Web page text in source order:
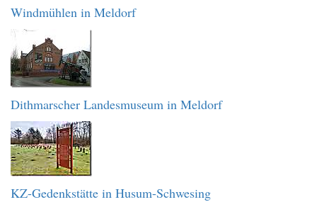
Windmühlen in Meldorf
Dithmarscher Landesmuseum in Meldorf
KZ-Gedenkstätte in Husum-Schwesing